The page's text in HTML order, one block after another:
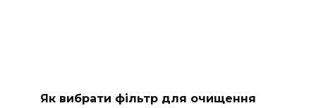
Як вибрати фільтр для очищення